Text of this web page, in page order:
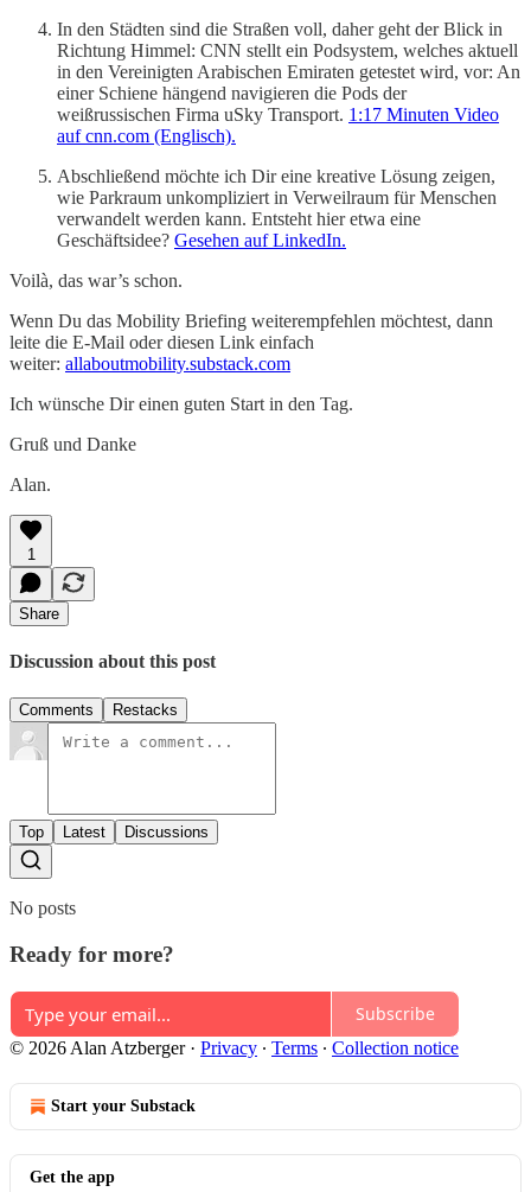
In den Städten sind die Straßen voll, daher geht der Blick in
Richtung Himmel: CNN stellt ein Podsystem, welches aktuell
in den Vereinigten Arabischen Emiraten getestet wird, vor: An
einer Schiene hängend navigieren die Pods der
weißrussischen Firma uSky Transport. 1:17 Minuten Video
auf cnn.com (Englisch).
Abschließend möchte ich Dir eine kreative Lösung zeigen,
wie Parkraum unkompliziert in Verweilraum für Menschen
verwandelt werden kann. Entsteht hier etwa eine
Geschäftsidee? Gesehen auf LinkedIn.
Voilà, das war’s schon.
Wenn Du das Mobility Briefing weiterempfehlen möchtest, dann
leite die E-Mail oder diesen Link einfach
weiter: allaboutmobility.substack.com
Ich wünsche Dir einen guten Start in den Tag.
Gruß und Danke
Alan.
1
Share
Discussion about this post
Comments Restacks
Top Latest Discussions
No posts
Ready for more?
Subscribe
© 2026 Alan Atzberger· Privacy ∙ Terms ∙ Collection notice
Start your Substack
Get the app